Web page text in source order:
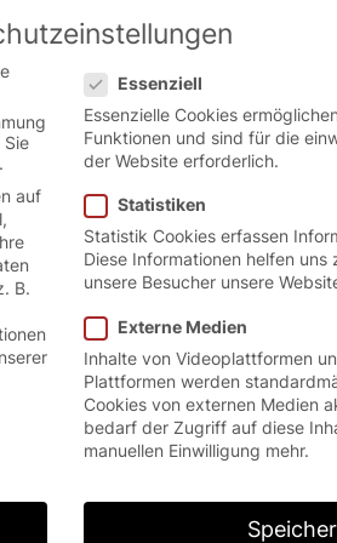
English
auf
B.
Essenziell
Essenzielle Cookies
Funktionen und sind für die
der Website erforderlich.
Statistiken
Statistik Cookies erfassen
Diese Informationen helfen uns
unsere Besucher unsere
Externe Medien
Inhalte von Videoplattformen
Plattformen werden
Cookies von externen Medien
bedarf der Zugriff auf diese
manuellen Einwilligung mehr.